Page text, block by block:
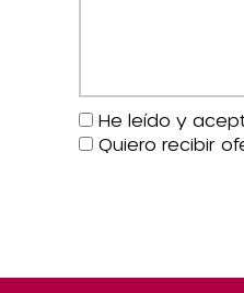
He leído y
Quiero recibir